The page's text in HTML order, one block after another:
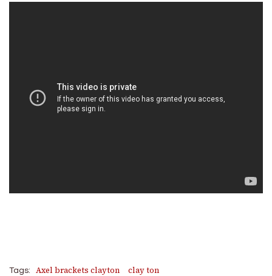
Tags: Axel brackets clayton
clay ton